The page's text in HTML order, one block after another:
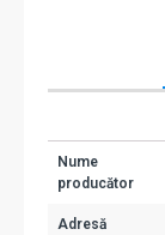
Nume
producător
Adresă